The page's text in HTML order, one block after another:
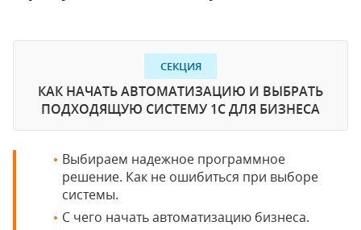
СЕКЦИЯ
КАК НАЧАТЬ АВТОМАТИЗАЦИЮ И ВЫБРАТЬ
ПОДХОДЯЩУЮ СИСТЕМУ 1С ДЛЯ БИЗНЕСА
Выбираем надежное программное
решение. Как не ошибиться при выборе
системы.
С чего начать автоматизацию бизнеса.